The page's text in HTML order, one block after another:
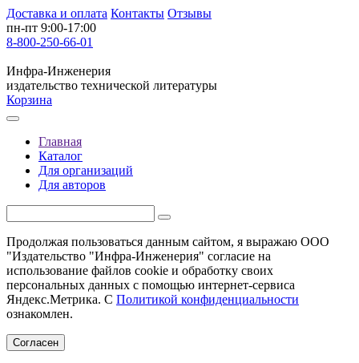
Доставка и оплата Контакты Отзывы
пн-пт 9:00-17:00
8-800-250-66-01
Инфра-Инженерия
издательство технической литературы
Корзина
Главная
Каталог
Для организаций
Для авторов
Продолжая пользоваться данным сайтом, я выражаю ООО
"Издательство "Инфра-Инженерия" согласие на
использование файлов cookie и обработку своих
персональных данных с помощью интернет-сервиса
Яндекс.Метрика. С Политикой конфиденциальности
ознакомлен.
Согласен